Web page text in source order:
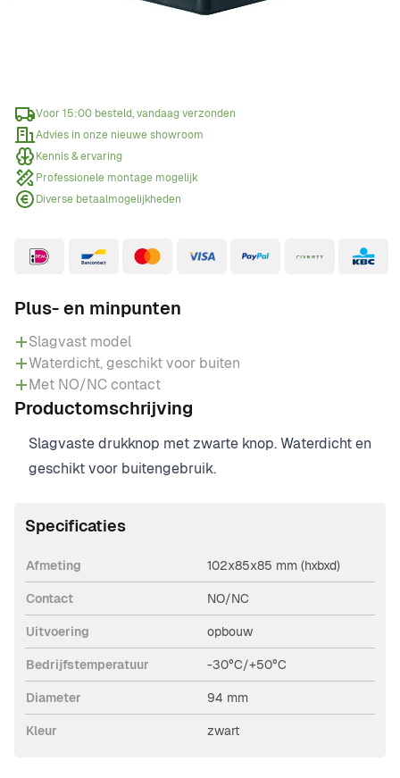
Voor 15:00 besteld, vandaag verzonden
Advies in onze nieuwe showroom
Kennis & ervaring
Professionele montage mogelijk
Diverse betaalmogelijkheden
Plus- en minpunten
Slagvast model
Waterdicht, geschikt voor buiten
Met NO/NC contact
Productomschrijving
Slagvaste drukknop met zwarte knop. Waterdicht en
geschikt voor buitengebruik.
Specificaties
Afmeting 102x85x85 mm (hxbxd)
Contact NO/NC
Uitvoering opbouw
Bedrijfstemperatuur -30°C/+50°C
Diameter 94 mm
Kleur zwart